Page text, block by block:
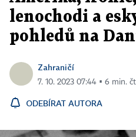
lenochodi a
pohledů na
Zahraničí
7. 10. 2023 07:44 ▪ 6 min.
ODEBÍRAT AUTORA